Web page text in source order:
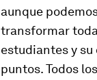
aunque
transformar
estudiantes y
puntos. Todos